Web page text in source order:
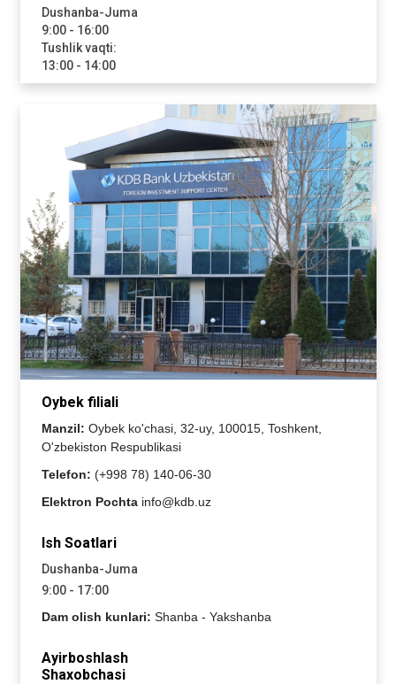
Dushanba-Juma
9:00 - 16:00
Tushlik vaqti:
13:00 - 14:00
Oybek filiali
Manzil: Oybek ko'chasi, 32-uy, 100015, Toshkent,
O'zbekiston Respublikasi
Telefon: (+998 78) 140-06-30
Elektron Pochtainfo@kdb.uz
Ish Soatlari
Dushanba-Juma
9:00 - 17:00
Dam olish kunlari: Shanba - Yakshanba
Ayirboshlash
Shaxobchasi